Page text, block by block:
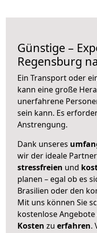
Günstige –
Regensburg
Ein Transport oder
kann eine große
unerfahrene
sein kann. Es
Anstrengung.
Dank unseres
wir der ideale
stressfreien und
planen – egal ob es
Brasilien oder den
Mit uns können Sie
kostenlose
Kosten zu erfahren.